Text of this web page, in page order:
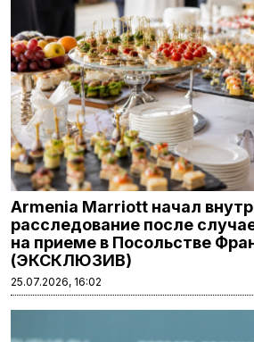
Armenia Marriott начал
расследование после
на приеме в Посольстве
(ЭКСКЛЮЗИВ)
25.07.2026, 16:02